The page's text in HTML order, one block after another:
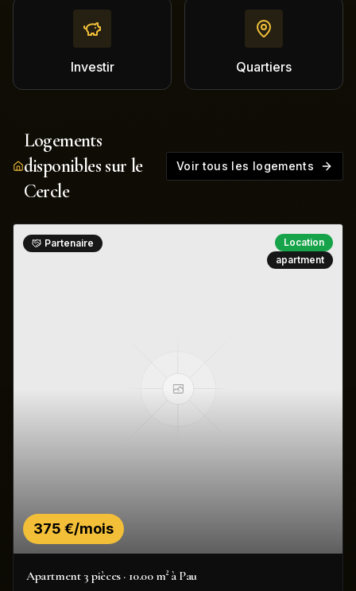
Investir Quartiers
Logements
disponibles sur le
Cercle
Voir tous les logements
375 €/mois
Partenaire
Location
apartment
Apartment 3 pièces · 10.00 m² à Pau